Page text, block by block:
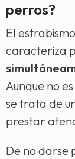
perros?
El
caracteriza
Aunque no
se trata de
prestar
De no darse